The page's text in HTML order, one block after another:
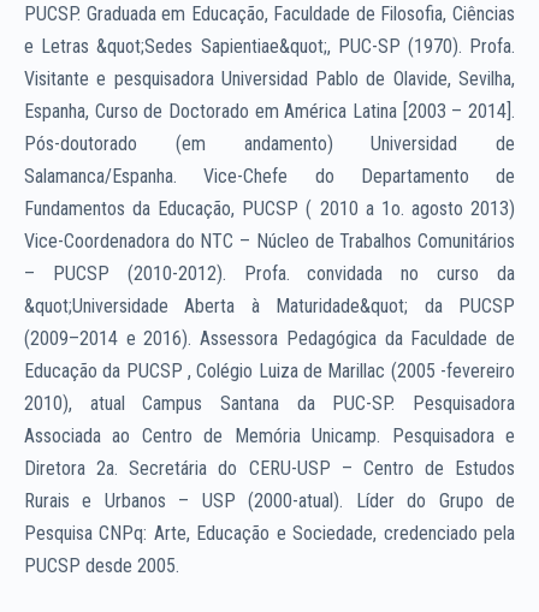
PUCSP. Graduada em Educação, Faculdade de Filosofia, Ciências
e Letras &quot;Sedes Sapientiae&quot;, PUC-SP (1970). Profa.
Visitante e pesquisadora Universidad Pablo de Olavide, Sevilha,
Espanha, Curso de Doctorado em América Latina [2003 – 2014].
Pós-doutorado (em andamento) Universidad de
Salamanca/Espanha. Vice-Chefe do Departamento de
Fundamentos da Educação, PUCSP ( 2010 a 1o. agosto 2013)
Vice-Coordenadora do NTC – Núcleo de Trabalhos Comunitários
– PUCSP (2010-2012). Profa. convidada no curso da
&quot;Universidade Aberta à Maturidade&quot; da PUCSP
(2009–2014 e 2016). Assessora Pedagógica da Faculdade de
Educação da PUCSP , Colégio Luiza de Marillac (2005 -fevereiro
2010), atual Campus Santana da PUC-SP. Pesquisadora
Associada ao Centro de Memória Unicamp. Pesquisadora e
Diretora 2a. Secretária do CERU-USP – Centro de Estudos
Rurais e Urbanos – USP (2000-atual). Líder do Grupo de
Pesquisa CNPq: Arte, Educação e Sociedade, credenciado pela
PUCSP desde 2005.